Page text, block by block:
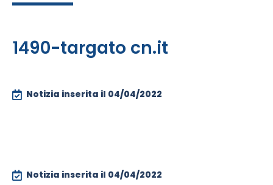
1490-targato cn.it
Notizia inserita il 04/04/2022
Notizia inserita il 04/04/2022